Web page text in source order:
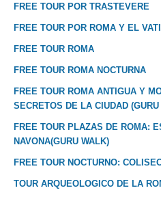
FREE TOUR POR TRASTEVERE
FREE TOUR POR ROMA Y EL
FREE TOUR ROMA
FREE TOUR ROMA NOCTURNA
FREE TOUR ROMA ANTIGUA Y
SECRETOS DE LA CIUDAD
FREE TOUR PLAZAS DE ROMA:
NAVONA(GURU WALK)
FREE TOUR NOCTURNO:
TOUR ARQUEOLOGICO DE LA